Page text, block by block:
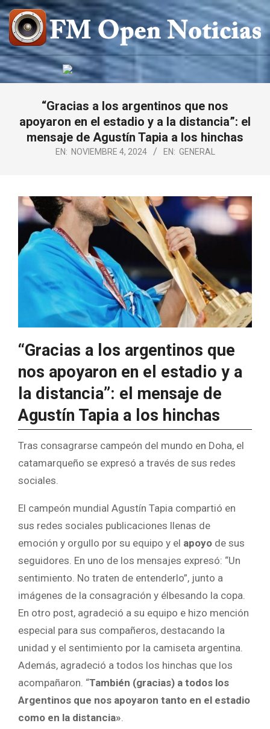
Saltar
al
contenido
FM
OPEN
NOTICIAS
“Gracias a los argentinos que nos
apoyaron en el estadio y a la distancia”: el
mensaje de Agustín Tapia a los hinchas
EN: NOVIEMBRE 4, 2024 EN: GENERAL
“Gracias a los argentinos que
nos apoyaron en el estadio y a
la distancia”: el mensaje de
Agustín Tapia a los hinchas
Tras consagrarse campeón del mundo en Doha, el
catamarqueño se expresó a través de sus redes
sociales.
El campeón mundial Agustín Tapia compartió en
sus redes sociales publicaciones llenas de
emoción y orgullo por su equipo y el apoyo de sus
seguidores. En uno de los mensajes expresó: “Un
sentimiento. No traten de entenderlo”, junto a
imágenes de la consagración y élbesando la copa.
En otro post, agradeció a su equipo e hizo mención
especial para sus compañeros, destacando la
unidad y el sentimiento por la camiseta argentina.
Además, agradeció a todos los hinchas que los
acompañaron. “También (gracias) a todos los
Argentinos que nos apoyaron tanto en el estadio
como en la distancia»